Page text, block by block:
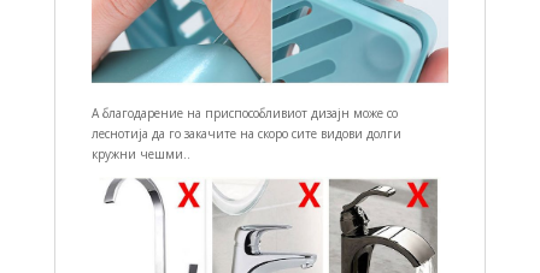
А благодарение на приспособливиот дизајн може со
леснотија да го закачите на скоро сите видови долги
кружни чешми..